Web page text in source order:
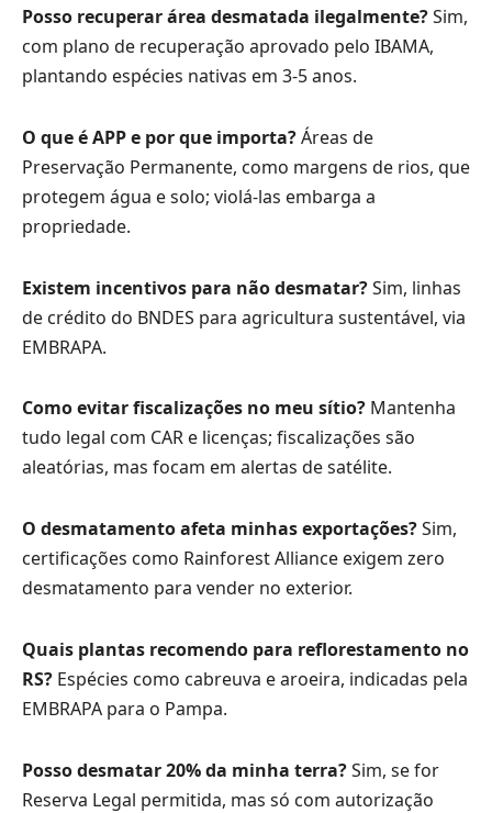
Posso recuperar área desmatada ilegalmente?Sim,
com plano de recuperação aprovado pelo IBAMA,
plantando espécies nativas em 3-5 anos.
O que é APP e por que importa?Áreas de
Preservação Permanente, como margens de rios, que
protegem água e solo; violá-las embarga a
propriedade.
Existem incentivos para não desmatar?Sim, linhas
de crédito do BNDES para agricultura sustentável, via
EMBRAPA.
Como evitar fiscalizações no meu sítio? Mantenha
tudo legal com CAR e licenças; fiscalizações são
aleatórias, mas focam em alertas de satélite.
O desmatamento afeta minhas exportações?Sim,
certificações como Rainforest Alliance exigem zero
desmatamento para vender no exterior.
Quais plantas recomendo para reflorestamento no
RS? Espécies como cabreuva e aroeira, indicadas pela
EMBRAPA para o Pampa.
Posso desmatar 20% da minha terra?Sim, se for
Reserva Legal permitida, mas só com autorização